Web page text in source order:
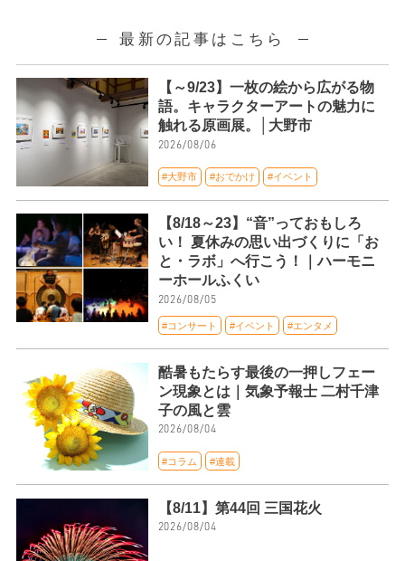
最新の記事はこちら
【～9/23】一枚の絵から広がる物
語。キャラクターアートの魅力に
触れる原画展。│大野市
2026/08/06
#大野市 #おでかけ #イベント
【8/18～23】“音”っておもしろ
い！ 夏休みの思い出づくりに「お
と・ラボ」へ行こう！｜ハーモニ
ーホールふくい
2026/08/05
#コンサート #イベント #エンタメ
酷暑もたらす最後の一押しフェー
ン現象とは｜気象予報士 二村千津
子の風と雲
2026/08/04
#コラム #連載
【8/11】第44回 三国花火
2026/08/04